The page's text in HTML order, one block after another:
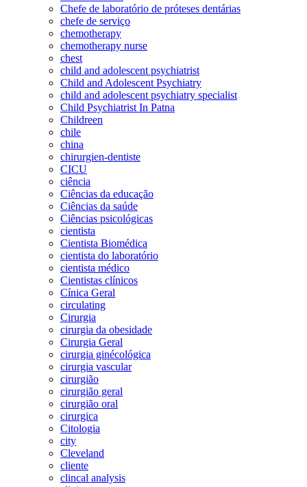
Chefe de laboratório de próteses dentárias
chefe de serviço
chemotherapy
chemotherapy nurse
chest
child and adolescent psychiatrist
Child and Adolescent Psychiatry
child and adolescent psychiatry specialist
Child Psychiatrist In Patna
Childreen
chile
china
chirurgien-dentiste
CICU
ciência
Ciências da educação
Ciências da saúde
Ciências psicológicas
cientista
Cientista Biomédica
cientista do laboratório
cientista médico
Cientistas clínicos
Cínica Geral
circulating
Cirurgia
cirurgia da obesidade
Cirurgia Geral
cirurgia ginécológica
cirurgia vascular
cirurgião
cirurgião geral
cirurgião oral
cirurgica
Citologia
city
Cleveland
cliente
clincal analysis